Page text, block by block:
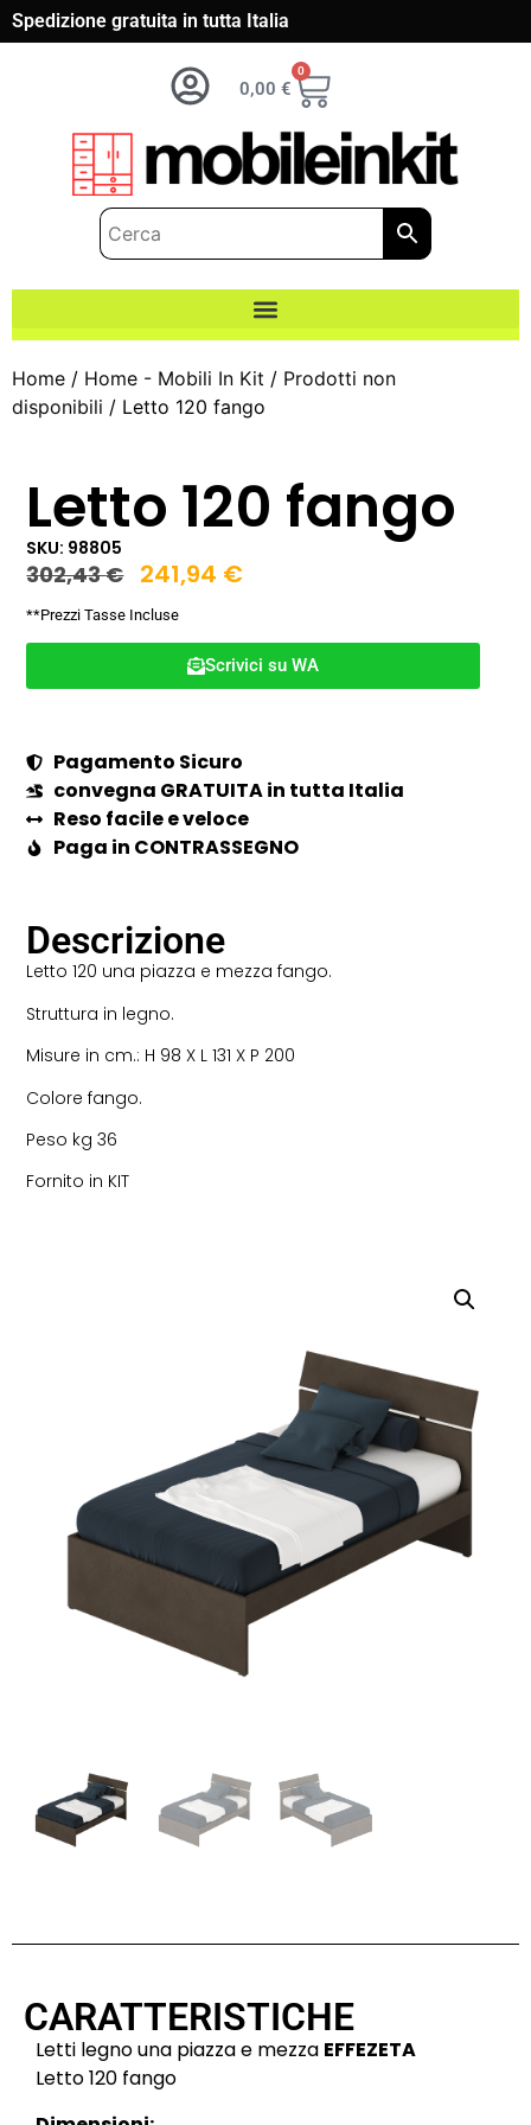
Spedizione gratuita in tutta Italia
0,00 €
0
Home / Home - Mobili In Kit / Prodotti non
disponibili / Letto 120 fango
Letto 120 fango
SKU: 98805
302,43€ 241,94 €
**Prezzi Tasse Incluse
Scrivici su WA
Pagamento Sicuro
convegna GRATUITA in tutta Italia
Reso facile e veloce
Paga in CONTRASSEGNO
Descrizione
Letto 120 una piazza e mezza fango.
Struttura in legno.
Misure in cm.: H 98 X L 131 X P 200
Colore fango.
Peso kg 36
Fornito in KIT
CARATTERISTICHE
Letti legno una piazza e mezza EFFEZETA
Letto 120 fango